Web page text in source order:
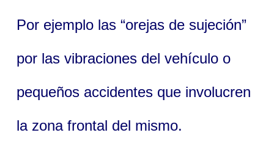
Por ejemplo las “orejas de sujeción”
por las vibraciones del vehículo o
pequeños accidentes que involucren
la zona frontal del mismo.